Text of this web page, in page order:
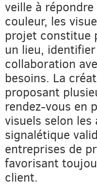
veille à
couleur, les
projet constitue
un lieu,
collaboration
besoins. La
proposant
rendez-vous en
visuels selon
signalétique
entreprises de
favorisant
client.